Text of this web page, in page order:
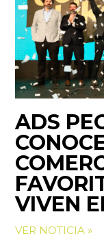
ADS
VIVEN
VER NOTICIA »